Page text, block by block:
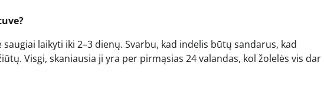
laikyti iki 2–3 dienų. Svarbu, kad indelis būtų sandarus, kad
Visgi, skaniausia ji yra per pirmąsias 24 valandas, kol žolelės vis dar